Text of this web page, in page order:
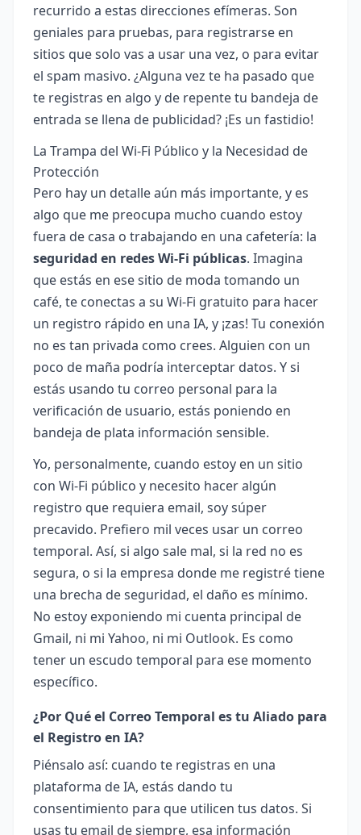
recurrido a estas direcciones efímeras. Son
geniales para pruebas, para registrarse en
sitios que solo vas a usar una vez, o para evitar
el spam masivo. ¿Alguna vez te ha pasado que
te registras en algo y de repente tu bandeja de
entrada se llena de publicidad? ¡Es un fastidio!
La Trampa del Wi-Fi Público y la Necesidad de
Protección
Pero hay un detalle aún más importante, y es
algo que me preocupa mucho cuando estoy
fuera de casa o trabajando en una cafetería: la
seguridad en redes Wi-Fi públicas. Imagina
que estás en ese sitio de moda tomando un
café, te conectas a su Wi-Fi gratuito para hacer
un registro rápido en una IA, y ¡zas! Tu conexión
no es tan privada como crees. Alguien con un
poco de maña podría interceptar datos. Y si
estás usando tu correo personal para la
verificación de usuario, estás poniendo en
bandeja de plata información sensible.
Yo, personalmente, cuando estoy en un sitio
con Wi-Fi público y necesito hacer algún
registro que requiera email, soy súper
precavido. Prefiero mil veces usar un correo
temporal. Así, si algo sale mal, si la red no es
segura, o si la empresa donde me registré tiene
una brecha de seguridad, el daño es mínimo.
No estoy exponiendo mi cuenta principal de
Gmail, ni mi Yahoo, ni mi Outlook. Es como
tener un escudo temporal para ese momento
específico.
¿Por Qué el Correo Temporal es tu Aliado para
el Registro en IA?
Piénsalo así: cuando te registras en una
plataforma de IA, estás dando tu
consentimiento para que utilicen tus datos. Si
usas tu email de siempre, esa información